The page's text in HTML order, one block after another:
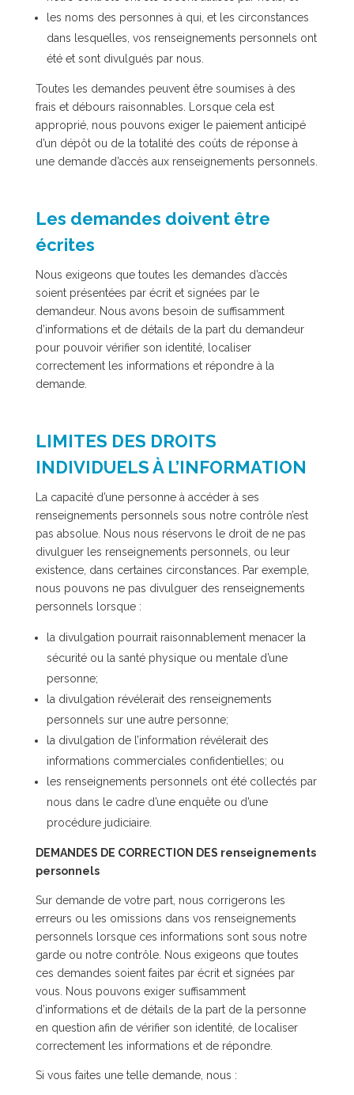
les noms des personnes à qui, et les circonstances
dans lesquelles, vos renseignements personnels ont
été et sont divulgués par nous.
Toutes les demandes peuvent être soumises à des
frais et débours raisonnables. Lorsque cela est
approprié, nous pouvons exiger le paiement anticipé
d’un dépôt ou de la totalité des coûts de réponse à
une demande d’accès aux renseignements personnels.
Les demandes doivent être
écrites
Nous exigeons que toutes les demandes d’accès
soient présentées par écrit et signées par le
demandeur. Nous avons besoin de suffisamment
d’informations et de détails de la part du demandeur
pour pouvoir vérifier son identité, localiser
correctement les informations et répondre à la
demande.
LIMITES DES DROITS
INDIVIDUELS À L’INFORMATION
La capacité d’une personne à accéder à ses
renseignements personnels sous notre contrôle n’est
pas absolue. Nous nous réservons le droit de ne pas
divulguer les renseignements personnels, ou leur
existence, dans certaines circonstances. Par exemple,
nous pouvons ne pas divulguer des renseignements
personnels lorsque :
la divulgation pourrait raisonnablement menacer la
sécurité ou la santé physique ou mentale d’une
personne;
la divulgation révélerait des renseignements
personnels sur une autre personne;
la divulgation de l’information révélerait des
informations commerciales confidentielles; ou
les renseignements personnels ont été collectés par
nous dans le cadre d’une enquête ou d’une
procédure judiciaire.
DEMANDES DE CORRECTION DES renseignements
personnels
Sur demande de votre part, nous corrigerons les
erreurs ou les omissions dans vos renseignements
personnels lorsque ces informations sont sous notre
garde ou notre contrôle. Nous exigeons que toutes
ces demandes soient faites par écrit et signées par
vous. Nous pouvons exiger suffisamment
d’informations et de détails de la part de la personne
en question afin de vérifier son identité, de localiser
correctement les informations et de répondre.
Si vous faites une telle demande, nous :